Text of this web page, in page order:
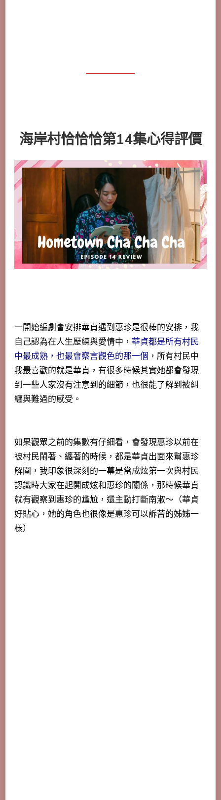
海岸村恰恰恰第14集心得評價
一開始編劇會安排華貞遇到惠珍是很棒的安排，我
自己認為在人生歷練與愛情中， 華貞都是所有村民
中最成熟，也最會察言觀色的那一個 ，所有村民中
我最喜歡的就是華貞，有很多時候其實她都會發現
到一些人家沒有注意到的細節，也很能了解到被糾
纏與難過的感受。
如果觀眾之前的集數有仔細看，會發現惠珍以前在
被村民鬧著、纏著的時候，都是華貞出面來幫惠珍
解圍，我印象很深刻的一幕是當成炫第一次與村民
認識時大家在起鬨成炫和惠珍的關係，那時候華貞
就有觀察到惠珍的尷尬，還主動打斷南淑～（華貞
好貼心，她的角色也很像是惠珍可以訴苦的姊姊一
樣）